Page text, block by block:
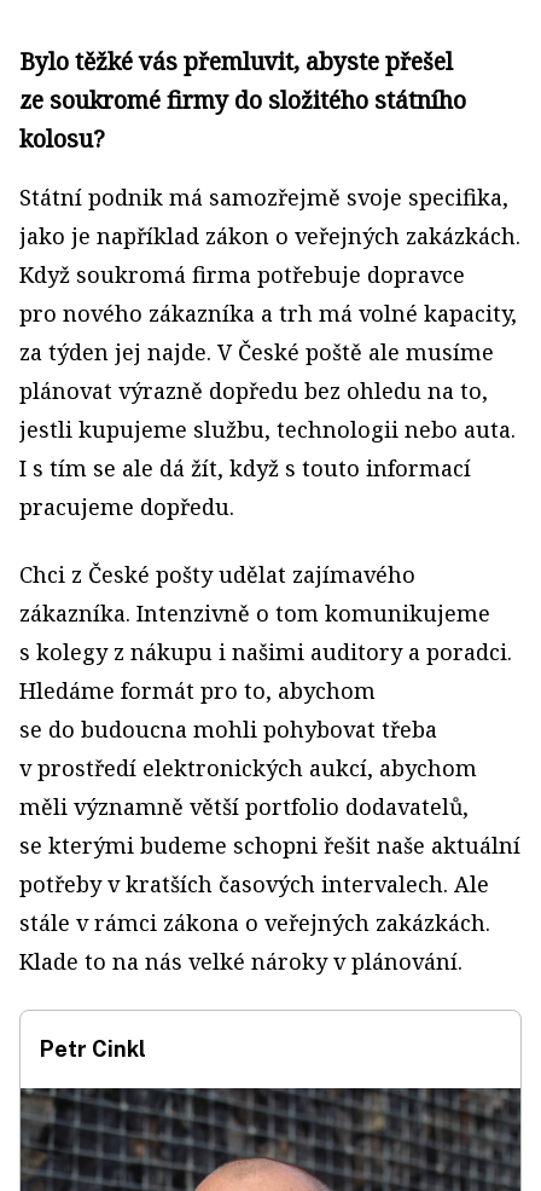
Bylo těžké vás přemluvit, abyste přešel
ze soukromé firmy do složitého státního
kolosu?
Státní podnik má samozřejmě svoje specifika,
jako je například zákon o veřejných zakázkách.
Když soukromá firma potřebuje dopravce
pro nového zákazníka a trh má volné kapacity,
za týden jej najde. V České poště ale musíme
plánovat výrazně dopředu bez ohledu na to,
jestli kupujeme službu, technologii nebo auta.
I s tím se ale dá žít, když s touto informací
pracujeme dopředu.
Chci z České pošty udělat zajímavého
zákazníka. Intenzivně o tom komunikujeme
s kolegy z nákupu i našimi auditory a poradci.
Hledáme formát pro to, abychom
se do budoucna mohli pohybovat třeba
v prostředí elektronických aukcí, abychom
měli významně větší portfolio dodavatelů,
se kterými budeme schopni řešit naše aktuální
potřeby v kratších časových intervalech. Ale
stále v rámci zákona o veřejných zakázkách.
Klade to na nás velké nároky v plánování.
Petr Cinkl